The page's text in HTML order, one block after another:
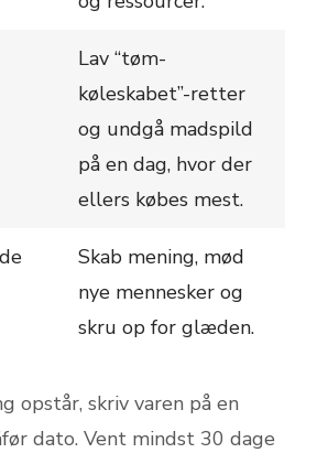
Lav “tøm-
køleskabet”-retter
og undgå madspild
på en dag, hvor der
ellers købes mest.
Skab mening, mød
nye mennesker og
skru op for glæden.
opstår, skriv varen på en
dato. Vent mindst 30 dage